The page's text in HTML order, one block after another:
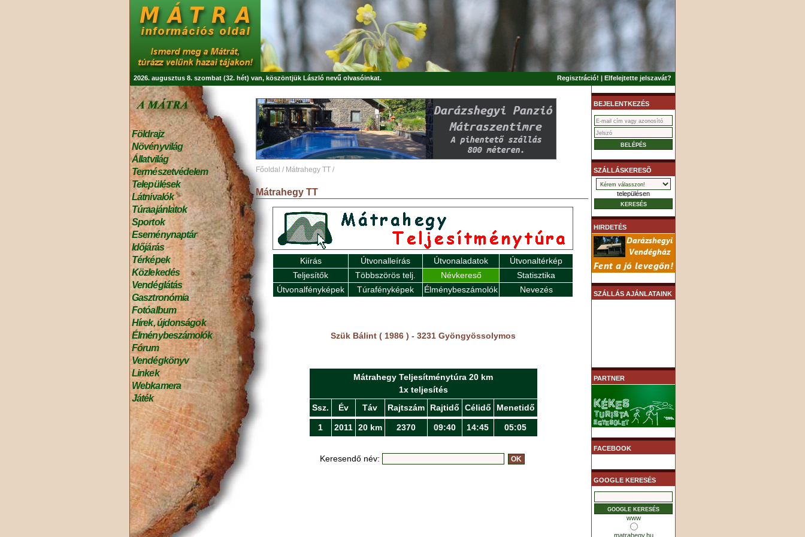
2026. augusztus 8. szombat (32. hét) van, köszöntjük László nevű olvasóinkat. Regisztráció! | Elfelejtette jelszavát?
Földrajz
Növényvilág
Állatvilág
Természetvédelem
Települések
Látnivalók
Túraajánlatok
Sportok
Eseménynaptár
Időjárás
Térképek
Közlekedés
Vendéglátás
Gasztronómia
Fotóalbum
Hírek, újdonságok
Élménybeszámolók
Fórum
Vendégkönyv
Linkek
Webkamera
Játék
Főoldal / Mátrahegy TT /
Mátrahegy TT
Kiírás Útvonalleírás Útvonaladatok
Útvonaltérkép
Teljesítők
Többszörös telj. Névkereső
Statisztika
Útvonalfényképek
Túrafényképek Élménybeszámolók Nevezés
Szük Bálint ( 1986 ) - 3231 Gyöngyössolymos
Mátrahegy Teljesítménytúra 20 km
1x teljesítés
Ssz.
Év Táv Rajtszám Rajtidő Célidő Menetidő
1 2011 20 km 2370 09:40 14:45 05:05
Keresendő név:
BEJELENTKEZÉS
SZÁLLÁSKERESÕ
településen
HIRDETÉS
SZÁLLÁS AJÁNLATAINK
PARTNER
FACEBOOK
GOOGLE KERESÉS
www
matrahegy.hu